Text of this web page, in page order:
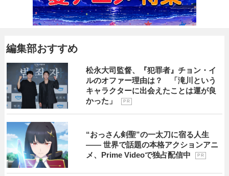
編集部おすすめ
松永大司監督、『犯罪者』チョン・イ
ルのオファー理由は？ 「滝川という
キャラクターに出会えたことは運が良
かった」
P R
“おっさん剣聖”の一太刀に宿る人生
―― 世界で話題の本格アクションアニ
メ、Prime Videoで独占配信中
P R